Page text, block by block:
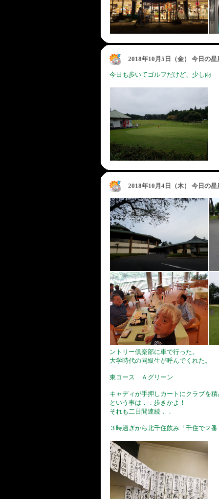
2018年10月5日（金） 今日の
今日も歩いてゴルフだけど、少し雨
2018年10月4日（木） 今日の
ントリー倶楽部に車で行った。
大学時代の同級生が呼んでくれた。
東コース Ａグリーン
キャディが手押しカートにクラブを
という事は．．歩きかよ！
それも二日間連続．．
３時過ぎから北千住飲み「千住で２